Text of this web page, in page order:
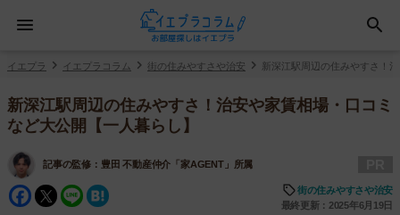
イエプラ イエプラコラム 街の住みやすさや治安 新深江駅周辺の住みやすさ！
新深江駅周辺の住みやすさ！治安や家賃相場・口コミ
など大公開【一人暮らし】
記事の監修： 豊田 不動産仲介「家AGENT」所属
Facebook
Twitter
Line
街の住みやすさや治安
最終更新：2025年6月19日